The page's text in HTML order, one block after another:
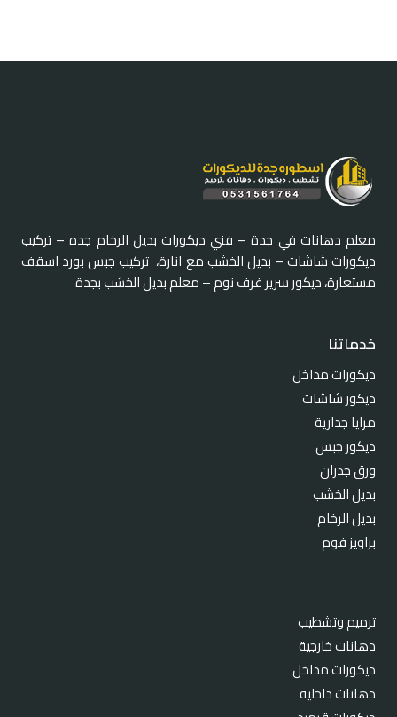
معلم دهانات في جدة – فني ديكورات بديل الرخام جده – تركيب
ديكورات شاشات – بديل الخشب مع انارة، تركيب جبس بورد اسقف
مستعارة، ديكور سرير غرف نوم – معلم بديل الخشب بجدة
خدماتنا
ديكورات مداخل
ديكور شاشات
مرايا جدارية
ديكور جبس
ورق جدران
بديل الخشب
بديل الرخام
براويز فوم
ترميم وتشطيب
دهانات خارجية
ديكورات مداخل
دهانات داخليه